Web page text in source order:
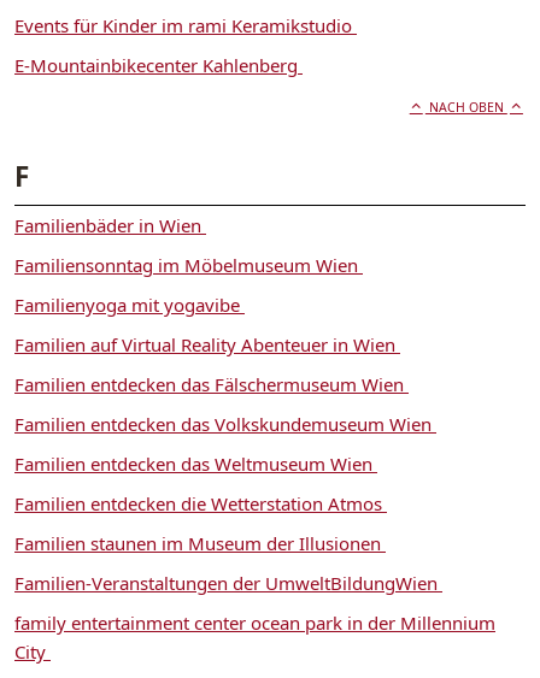
Events für Kinder im rami Keramikstudio
E-Mountainbikecenter Kahlenberg
NACH OBEN
F
Familienbäder in Wien
Familiensonntag im Möbelmuseum Wien
Familienyoga mit yogavibe
Familien auf Virtual Reality Abenteuer in Wien
Familien entdecken das Fälschermuseum Wien
Familien entdecken das Volkskundemuseum Wien
Familien entdecken das Weltmuseum Wien
Familien entdecken die Wetterstation Atmos
Familien staunen im Museum der Illusionen
Familien-Veranstaltungen der UmweltBildungWien
family entertainment center ocean park in der Millennium
City